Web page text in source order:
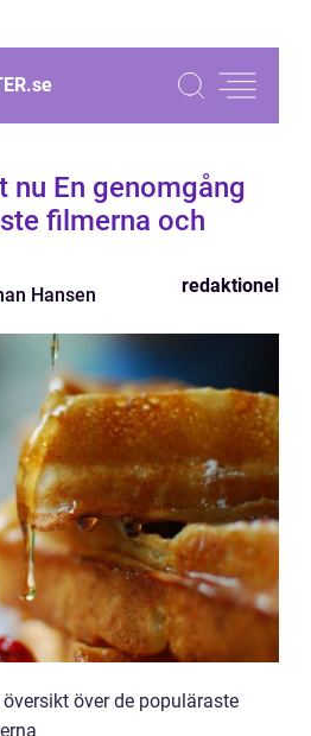
se
nu En genomgång
filmerna och
Hansen redaktionel
över de populäraste